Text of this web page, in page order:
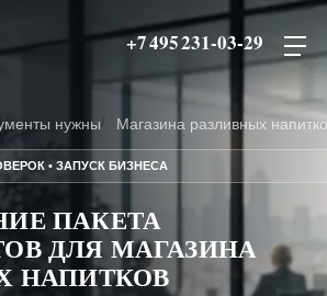
+7 495 231-03-29
нужны Магазина разливных
• ЗАПУСК БИЗНЕСА
ПАКЕТА
ДЛЯ МАГАЗИНА
НАПИТКОВ